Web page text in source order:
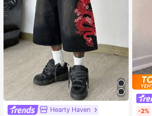
Hearty Haven -2%